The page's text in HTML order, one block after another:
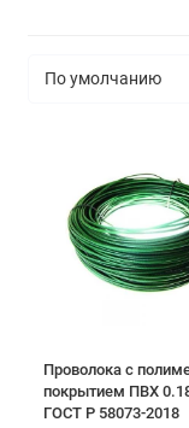
Проволока с
покрытием ПВХ
ГОСТ Р 58073-2018